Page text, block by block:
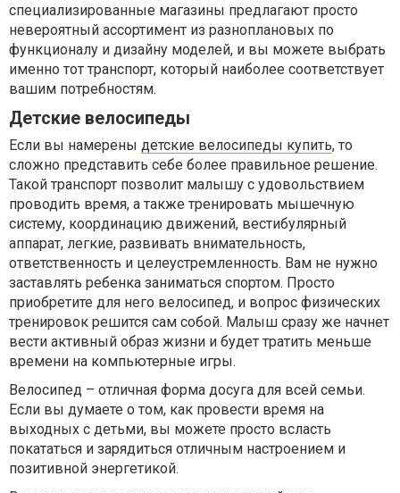
специализированные магазины предлагают просто
невероятный ассортимент из разноплановых по
функционалу и дизайну моделей, и вы можете выбрать
именно тот транспорт, который наиболее соответствует
вашим потребностям.
Детские велосипеды
Если вы намерены детские велосипеды купить, то
сложно представить себе более правильное решение.
Такой транспорт позволит малышу с удовольствием
проводить время, а также тренировать мышечную
систему, координацию движений, вестибулярный
аппарат, легкие, развивать внимательность,
ответственность и целеустремленность. Вам не нужно
заставлять ребенка заниматься спортом. Просто
приобретите для него велосипед, и вопрос физических
тренировок решится сам собой. Малыш сразу же начнет
вести активный образ жизни и будет тратить меньше
времени на компьютерные игры.
Велосипед – отличная форма досуга для всей семьи.
Если вы думаете о том, как провести время на
выходных с детьми, вы можете просто всласть
покататься и зарядиться отличным настроением и
позитивной энергетикой.